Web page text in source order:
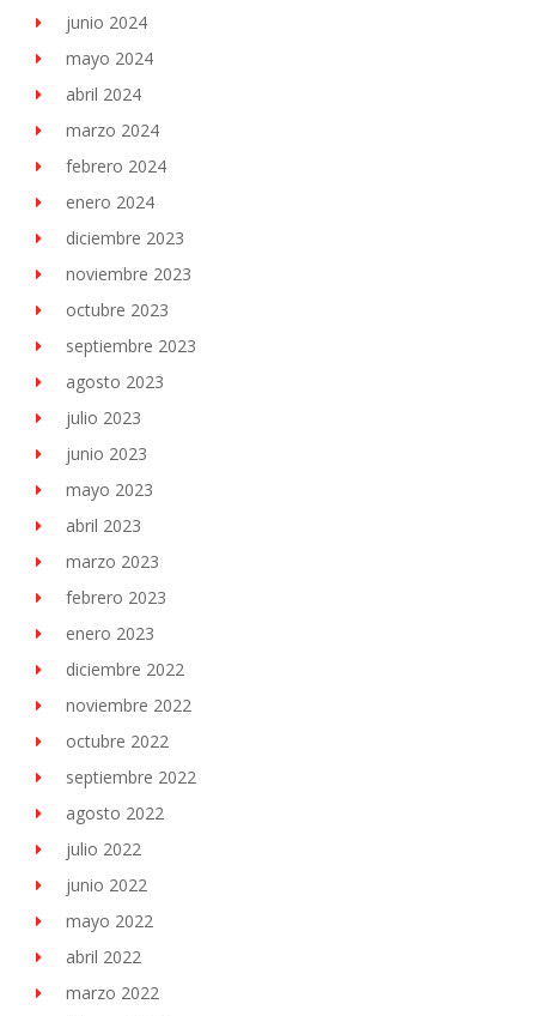
junio 2024
mayo 2024
abril 2024
marzo 2024
febrero 2024
enero 2024
diciembre 2023
noviembre 2023
octubre 2023
septiembre 2023
agosto 2023
julio 2023
junio 2023
mayo 2023
abril 2023
marzo 2023
febrero 2023
enero 2023
diciembre 2022
noviembre 2022
octubre 2022
septiembre 2022
agosto 2022
julio 2022
junio 2022
mayo 2022
abril 2022
marzo 2022